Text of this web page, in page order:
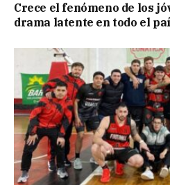
Crece el fenómeno de los
drama latente en todo el